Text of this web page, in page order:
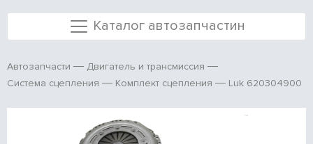
Каталог автозапчастин
Автозапчасти
Двигатель и трансмиссия
Система сцепления
Комплект сцепления Luk 620304900